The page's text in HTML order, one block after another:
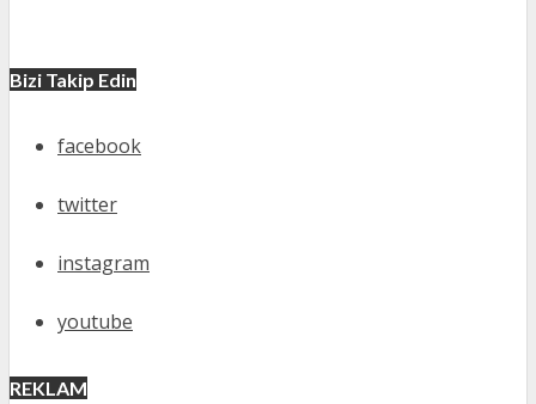
Bizi Takip Edin
facebook
twitter
instagram
youtube
REKLAM